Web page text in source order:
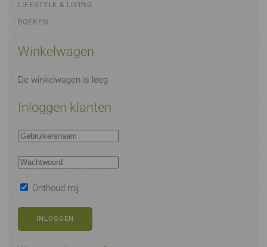
LIFESTYLE & LIVING
BOEKEN
Winkelwagen
De winkelwagen is leeg
Inloggen klanten
Onthoud mij
INLOGGEN